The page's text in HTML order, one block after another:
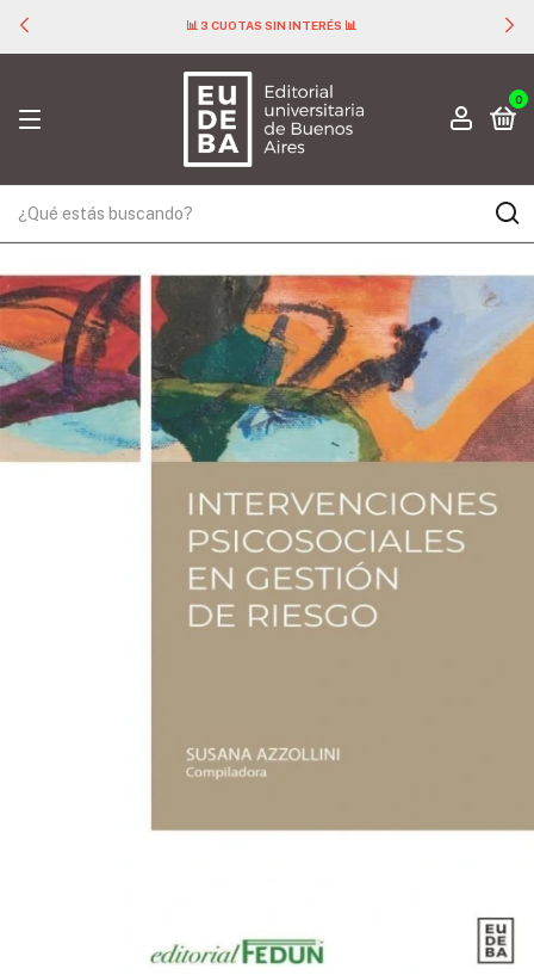
📊 3 CUOTAS SIN INTERÉS 📊
0